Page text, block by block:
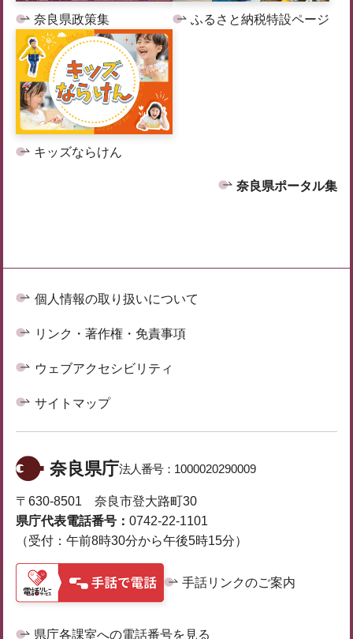
奈良県政策集 ふるさと納税特設ページ
キッズならけん
奈良県ポータル集
個人情報の取り扱いについて
リンク・著作権・免責事項
ウェブアクセシビリティ
サイトマップ
奈良県庁法人番号： 1000020290009
〒630-8501 奈良市登大路町30
県庁代表電話番号： 0742-22-1101
（受付：午前8時30分から午後5時15分）
手話リンクのご案内
県庁各課室への電話番号を見る